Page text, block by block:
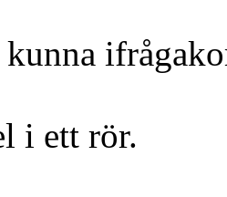
i ett rör.